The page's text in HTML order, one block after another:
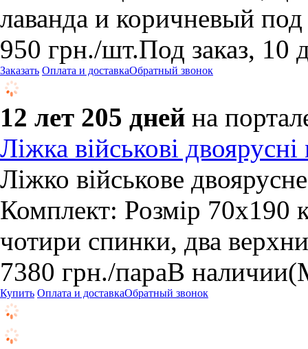
лаванда и коричневый под
950 грн./шт.Под заказ, 10
Заказать Оплата и доставкаОбратный звонок
12 лет 205 дней на
Ліжка військові двоярусні
Ліжко військове
Комплект: Розмір 70х190
чотири спинки, два
7380 грн./параВ наличии
Купить Оплата и доставкаОбратный звонок